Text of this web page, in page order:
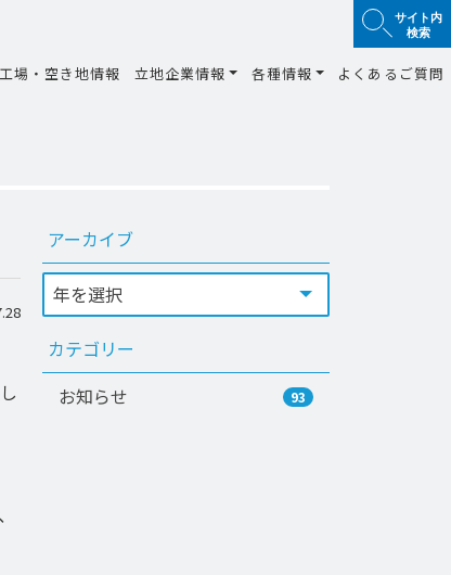
サイト内
検索
場・空き地情報 立地企業情報 各種情報 よくあるご質問
アーカイブ
カテゴリー
お知らせ
93